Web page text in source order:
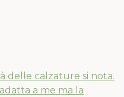
delle calzature si nota.
a me ma la